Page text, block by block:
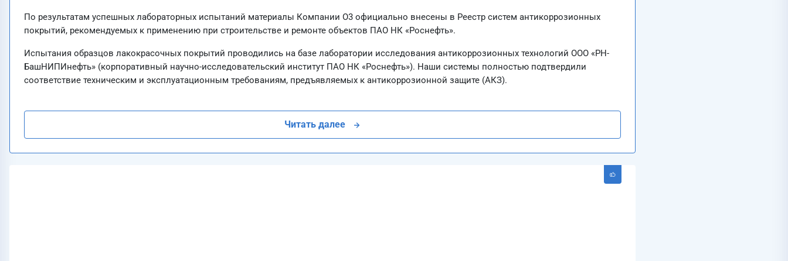
По результатам успешных лабораторных испытаний материалы Компании О3 официально внесены в Реестр систем антикоррозионных
покрытий, рекомендуемых к применению при строительстве и ремонте объектов ПАО НК «Роснефть».
Испытания образцов лакокрасочных покрытий проводились на базе лаборатории исследования антикоррозионных технологий ООО «РН-
БашНИПИнефть» (корпоративный научно-исследовательский институт ПАО НК «Роснефть»). Наши системы полностью подтвердили
соответствие техническим и эксплуатационным требованиям, предъявляемых к антикоррозионной защите (АКЗ).
Читать далее